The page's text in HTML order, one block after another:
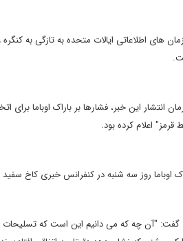
های اطلاعاتی ایالات متحده به تازگی به
انتشار این خبر، فشارها بر باراک اوباما
قرمز" اعلام کرده بود.
اوباما روز سه شنبه در کنفرانس خبری کاخ
"آن چه که می دانیم این است که تسلیحات